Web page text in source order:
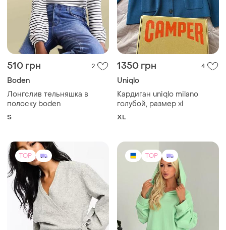
510 грн 2
Boden
Лонгслив тельняшка в
полоску boden
S
1350 грн 4
Uniqlo
Кардиган uniqlo milano
голубой, размер xl
XL
TOP TOP